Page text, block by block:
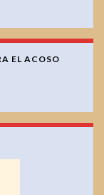
EL ACOSO